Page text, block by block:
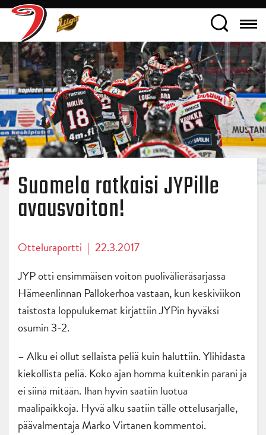
Suomela ratkaisi JYPille
avausvoiton!
Otteluraportti | 22.3.2017
JYP otti ensimmäisen voiton puolivälieräsarjassa
Hämeenlinnan Pallokerhoa vastaan, kun keskiviikon
taistosta loppulukemat kirjattiin JYPin hyväksi
osumin 3-2.
– Alku ei ollut sellaista peliä kuin haluttiin. Ylihidasta
kiekollista peliä. Koko ajan homma kuitenkin parani ja
ei siinä mitään. Ihan hyvin saatiin luotua
maalipaikkoja. Hyvä alku saatiin tälle ottelusarjalle,
päävalmentaja Marko Virtanen kommentoi.